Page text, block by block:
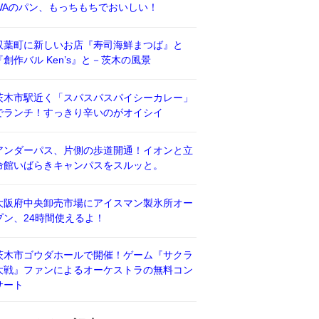
のパン、もっちもちでおいしい！
葉町に新しいお店『寿司海鮮まつば』と
創作バル Ken’s』と－茨木の風景
木市駅近く「スパスパスパイシーカレー」
ランチ！すっきり辛いのがオイシイ
ンダーパス、片側の歩道開通！イオンと立
館いばらきキャンパスをスルッと。
阪府中央卸売市場にアイスマン製氷所オー
ン、24時間使えるよ！
木市ゴウダホールで開催！ゲーム『サクラ
戦』ファンによるオーケストラの無料コン
ート